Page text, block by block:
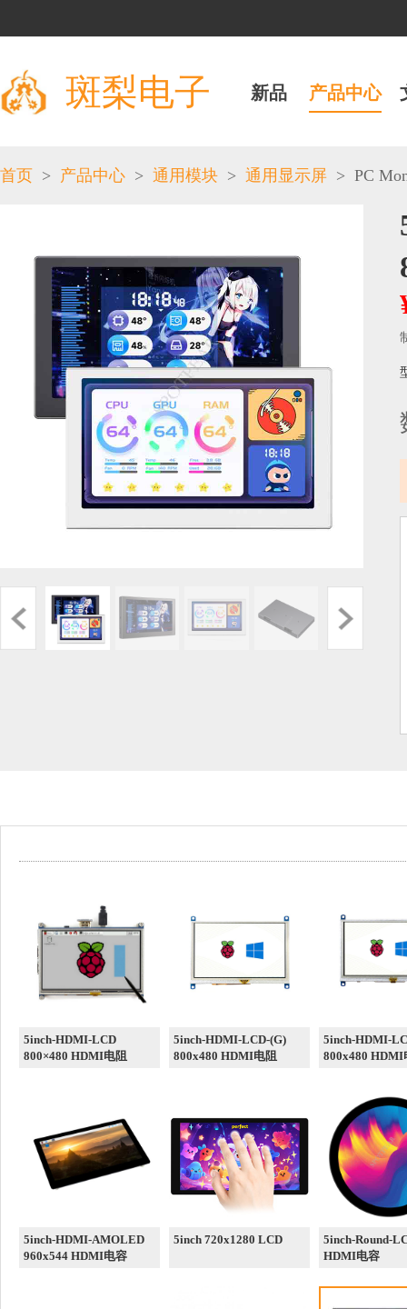
斑梨电子 新品 产品中心
首页 > 产品中心 > 通用模块 > 通用显示屏 > PC
5inch-HDMI-LCD
800×480 HDMI电阻
5inch-HDMI-LCD-(G)
800x480 HDMI电阻
5inch-HDMI-
800x480 HDMI
5inch-HDMI-AMOLED
960x544 HDMI电容
5inch 720x1280 LCD
5inch-Round-
HDMI电容